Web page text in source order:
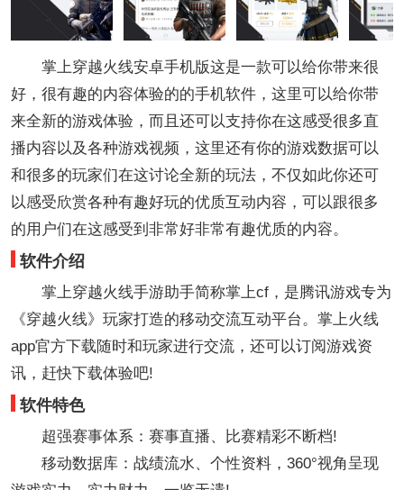
掌上穿越火线安卓手机版这是一款可以给你带来很
好，很有趣的内容体验的的手机软件，这里可以给你带
来全新的游戏体验，而且还可以支持你在这感受很多直
播内容以及各种游戏视频，这里还有你的游戏数据可以
和很多的玩家们在这讨论全新的玩法，不仅如此你还可
以感受欣赏各种有趣好玩的优质互动内容，可以跟很多
的用户们在这感受到非常好非常有趣优质的内容。
软件介绍
掌上穿越火线手游助手简称掌上cf，是腾讯游戏专为
《穿越火线》玩家打造的移动交流互动平台。掌上火线
app官方下载随时和玩家进行交流，还可以订阅游戏资
讯，赶快下载体验吧!
软件特色
超强赛事体系：赛事直播、比赛精彩不断档!
移动数据库：战绩流水、个性资料，360°视角呈现